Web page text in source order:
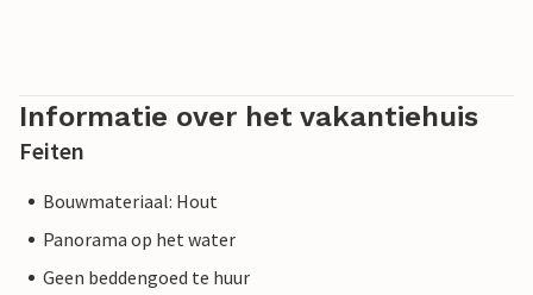
Informatie over het vakantiehuis
Feiten
Bouwmateriaal: Hout
Panorama op het water
Geen beddengoed te huur